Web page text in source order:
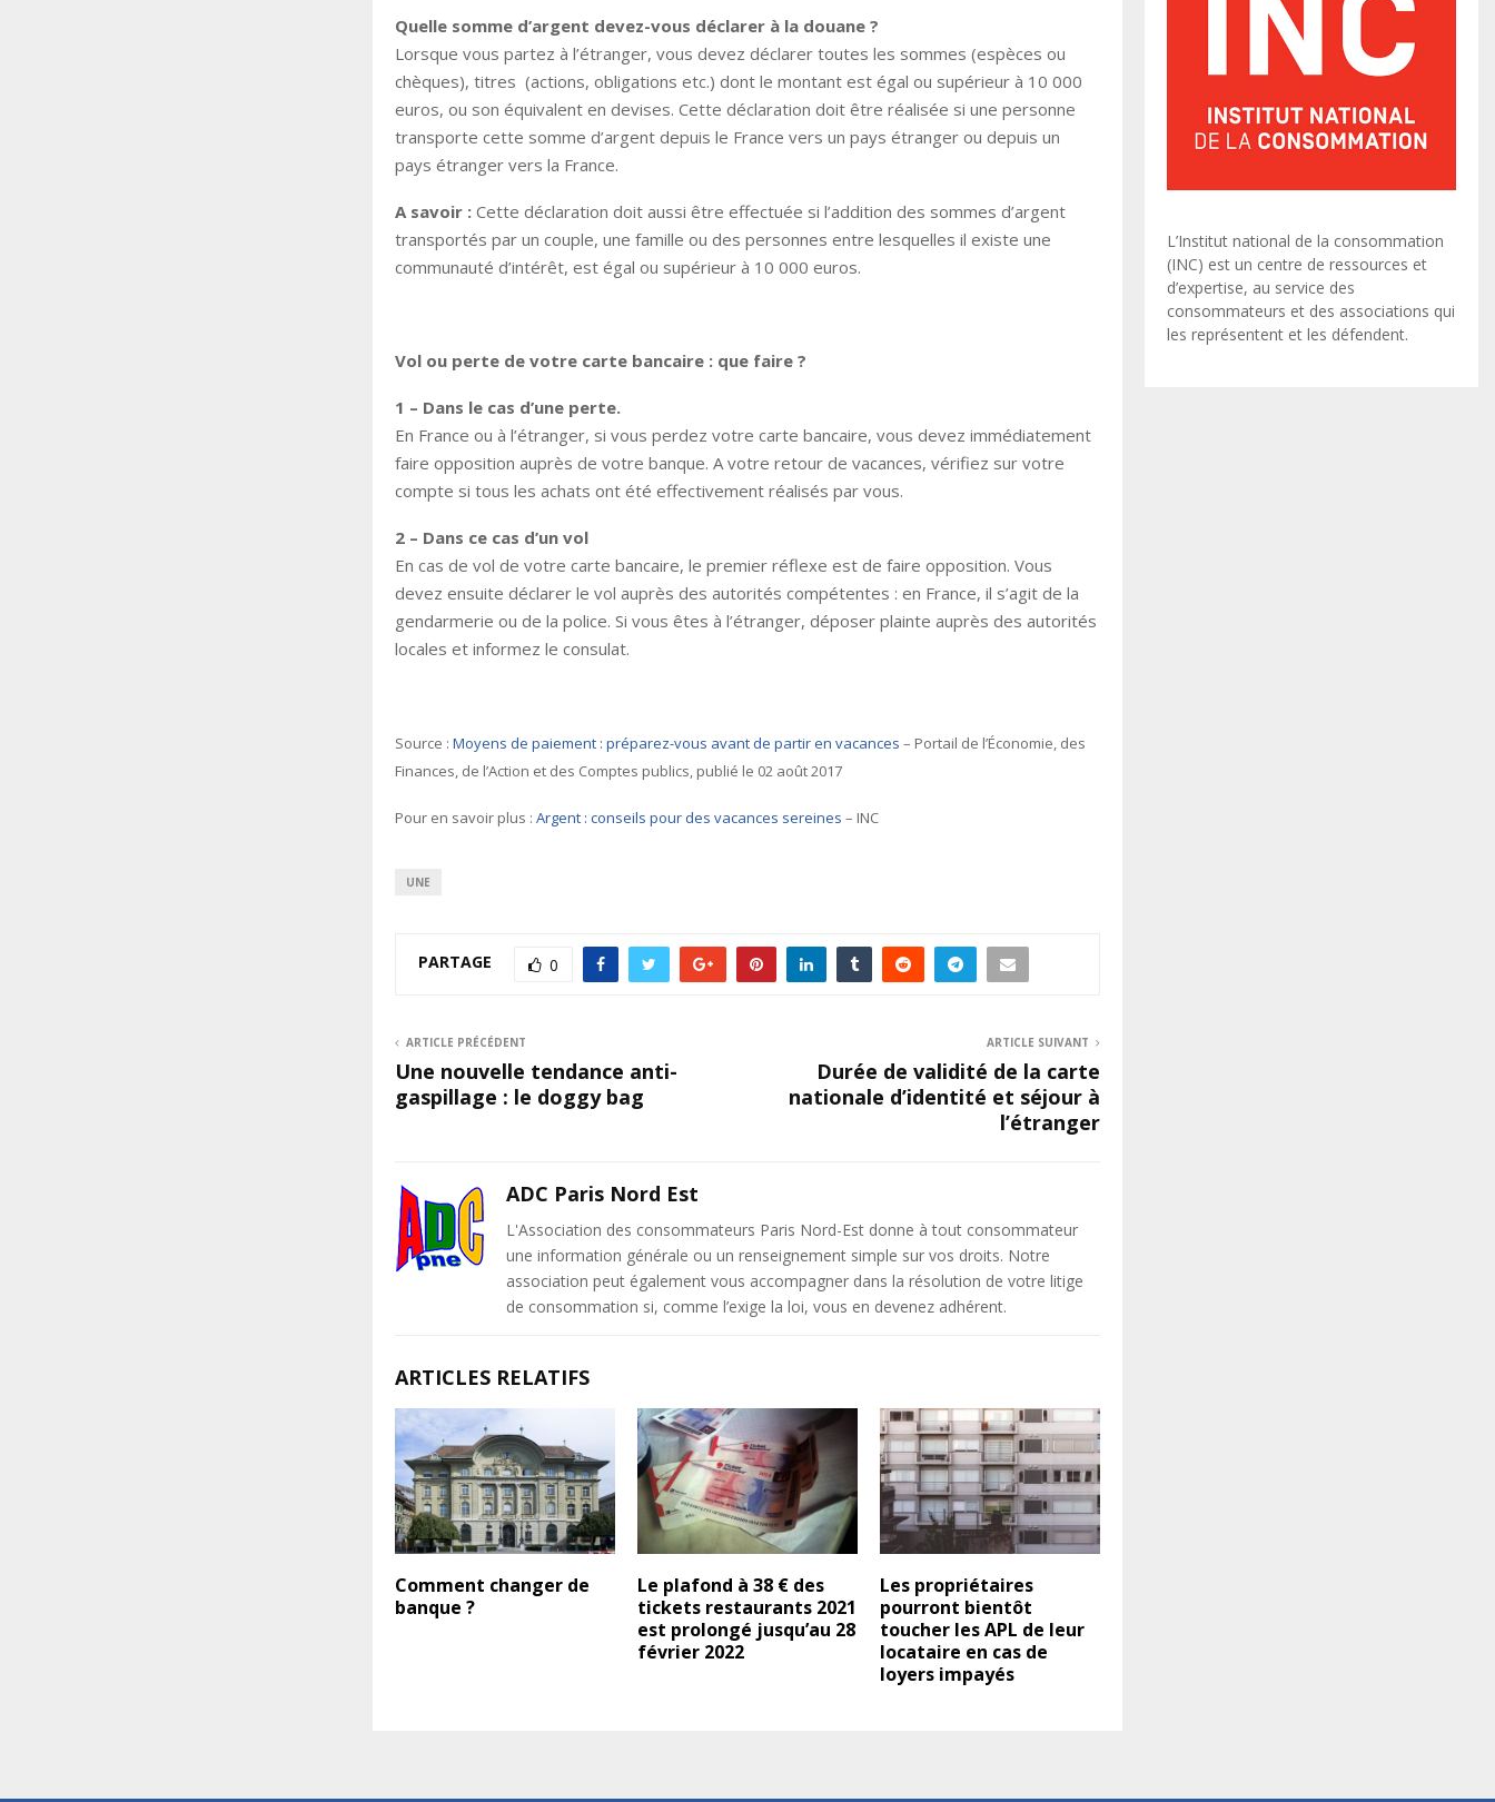
Quelle somme d’argent devez-vous déclarer à la douane ?
Lorsque vous partez à l’étranger, vous devez déclarer toutes les sommes (espèces ou
chèques), titres (actions, obligations etc.) dont le montant est égal ou supérieur à 10 000
euros, ou son équivalent en devises. Cette déclaration doit être réalisée si une personne
transporte cette somme d’argent depuis le France vers un pays étranger ou depuis un
pays étranger vers la France.
A savoir : Cette déclaration doit aussi être effectuée si l’addition des sommes d’argent
transportés par un couple, une famille ou des personnes entre lesquelles il existe une
communauté d’intérêt, est égal ou supérieur à 10 000 euros.
Vol ou perte de votre carte bancaire : que faire ?
1 – Dans le cas d’une perte.
En France ou à l’étranger, si vous perdez votre carte bancaire, vous devez immédiatement
faire opposition auprès de votre banque. A votre retour de vacances, vérifiez sur votre
compte si tous les achats ont été effectivement réalisés par vous.
2 – Dans ce cas d’un vol
En cas de vol de votre carte bancaire, le premier réflexe est de faire opposition. Vous
devez ensuite déclarer le vol auprès des autorités compétentes : en France, il s’agit de la
gendarmerie ou de la police. Si vous êtes à l’étranger, déposer plainte auprès des autorités
locales et informez le consulat.
Source : Moyens de paiement : préparez-vous avant de partir en vacances – Portail de l’Économie, des
Finances, de l’Action et des Comptes publics, publié le 02 août 2017
Pour en savoir plus : Argent : conseils pour des vacances sereines – INC
UNE
PARTAGE 0
ARTICLE PRÉCÉDENT
Une nouvelle tendance anti-
gaspillage : le doggy bag
ARTICLE SUIVANT
Durée de validité de la carte
nationale d’identité et séjour à
l’étranger
ADC Paris Nord Est
L'Association des consommateurs Paris Nord-Est donne à tout consommateur
une information générale ou un renseignement simple sur vos droits. Notre
association peut également vous accompagner dans la résolution de votre litige
de consommation si, comme l’exige la loi, vous en devenez adhérent.
ARTICLES RELATIFS
Comment changer de
banque ?
Le plafond à 38 € des
tickets restaurants 2021
est prolongé jusqu’au 28
février 2022
Les propriétaires
pourront bientôt
toucher les APL de leur
locataire en cas de
loyers impayés
L’Institut national de la consommation
(INC) est un centre de ressources et
d’expertise, au service des
consommateurs et des associations qui
les représentent et les défendent.